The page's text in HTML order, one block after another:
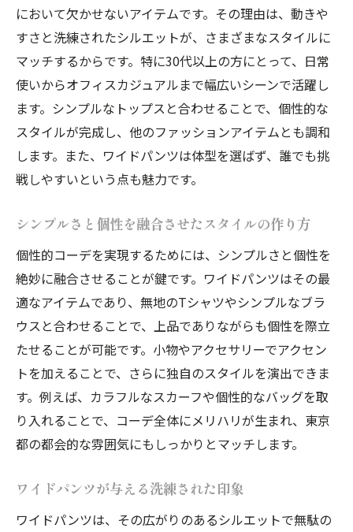
において欠かせないアイテムです。その理由は、動きや
すさと洗練されたシルエットが、さまざまなスタイルに
マッチするからです。特に30代以上の方にとって、日常
使いからオフィスカジュアルまで幅広いシーンで活躍し
ます。シンプルなトップスと合わせることで、個性的な
スタイルが完成し、他のファッションアイテムとも調和
します。また、ワイドパンツは体型を選ばず、誰でも挑
戦しやすいという点も魅力です。
シンプルさと個性を融合させたスタイルの作り方
個性的コーデを実現するためには、シンプルさと個性を
絶妙に融合させることが鍵です。ワイドパンツはその最
適なアイテムであり、無地のTシャツやシンプルなブラ
ウスと合わせることで、上品でありながらも個性を際立
たせることが可能です。小物やアクセサリーでアクセン
トを加えることで、さらに独自のスタイルを演出できま
す。例えば、カラフルなスカーフや個性的なバッグを取
り入れることで、コーデ全体にメリハリが生まれ、東京
都の都会的な雰囲気にもしっかりとマッチします。
ワイドパンツが与える洗練された印象
ワイドパンツは、その広がりのあるシルエットで無駄の